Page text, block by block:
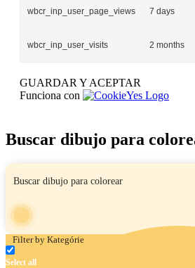
wbcr_inp_user_page_views 7 days
wbcr_inp_user_visits 2 months
GUARDAR Y ACEPTAR
Funciona con
Buscar dibujo para
Filter by Kategórie
Select all